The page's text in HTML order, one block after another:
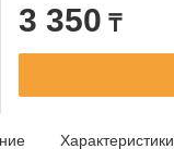
3 350 ₸
Характеристики